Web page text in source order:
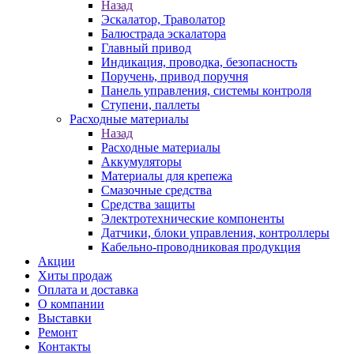
Назад
Эскалатор, Траволатор
Балюстрада эскалатора
Главный привод
Индикация, проводка, безопасность
Поручень, привод поручня
Панель управления, системы контроля
Ступени, паллеты
Расходные материалы
Назад
Расходные материалы
Аккумуляторы
Материалы для крепежа
Смазочные средства
Средства защиты
Электротехнические компоненты
Датчики, блоки управления, контроллеры
Кабельно-проводниковая продукция
Акции
Хиты продаж
Оплата и доставка
О компании
Выставки
Ремонт
Контакты